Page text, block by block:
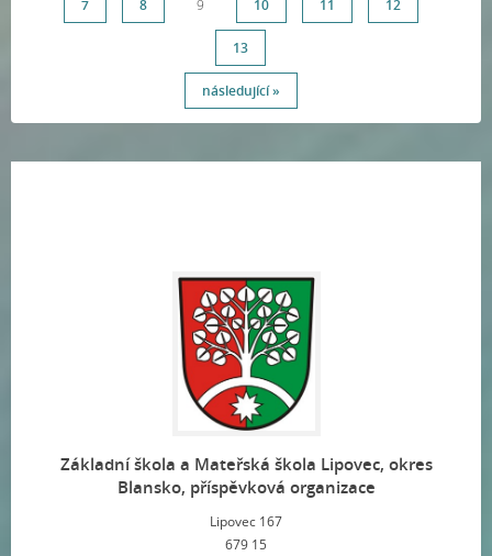
7 8 9 10 11 12
13
následující »
Základní škola a Mateřská škola Lipovec, okres
Blansko, příspěvková organizace
Lipovec 167
679 15